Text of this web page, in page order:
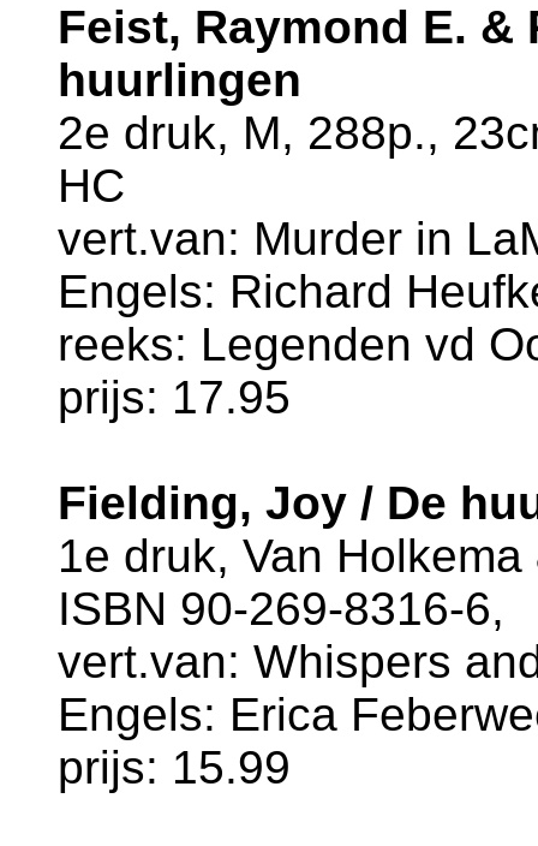
Feist, Raymond E. &
huurlingen
2e druk, M, 288p.,
HC
vert.van: Murder in
Engels: Richard
reeks: Legenden vd
prijs: 17.95
Fielding, Joy / De
1e druk, Van
ISBN 90-269-8316-6,
vert.van: Whispers
Engels: Erica
prijs: 15.99